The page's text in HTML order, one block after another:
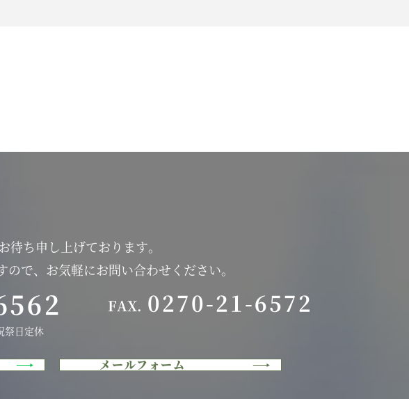
ち申し上げております。
で、お気軽にお問い合わせください。
日定休
FAX. 0270-21-6572
メールフォーム